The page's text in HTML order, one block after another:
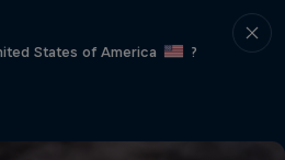
States of America
?